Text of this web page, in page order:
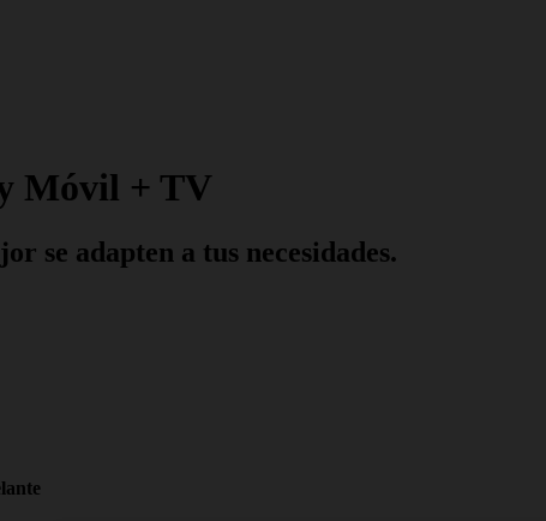
Móvil + TV
se adapten a tus necesidades.